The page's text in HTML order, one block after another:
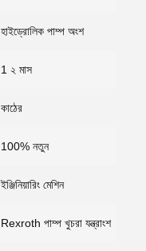
হাইড্রোলিক পাম্প অংশ
1 ২ মাস
কাঠের
100% নতুন
ইঞ্জিনিয়ারিং মেশিন
Rexroth পাম্প খুচরা যন্ত্রাংশ